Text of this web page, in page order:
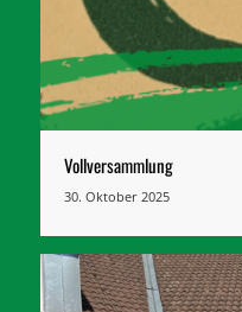
Vollversammlung
30. Oktober 2025